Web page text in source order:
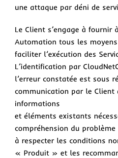
une attaque par déni de
Le Client s’engage à fournir
Automation tous les
faciliter l’exécution des
L’identification par
l’erreur constatée est sous
communication par le Client
informations
et éléments existants
compréhension du problème
à respecter les conditions
« Produit » et les